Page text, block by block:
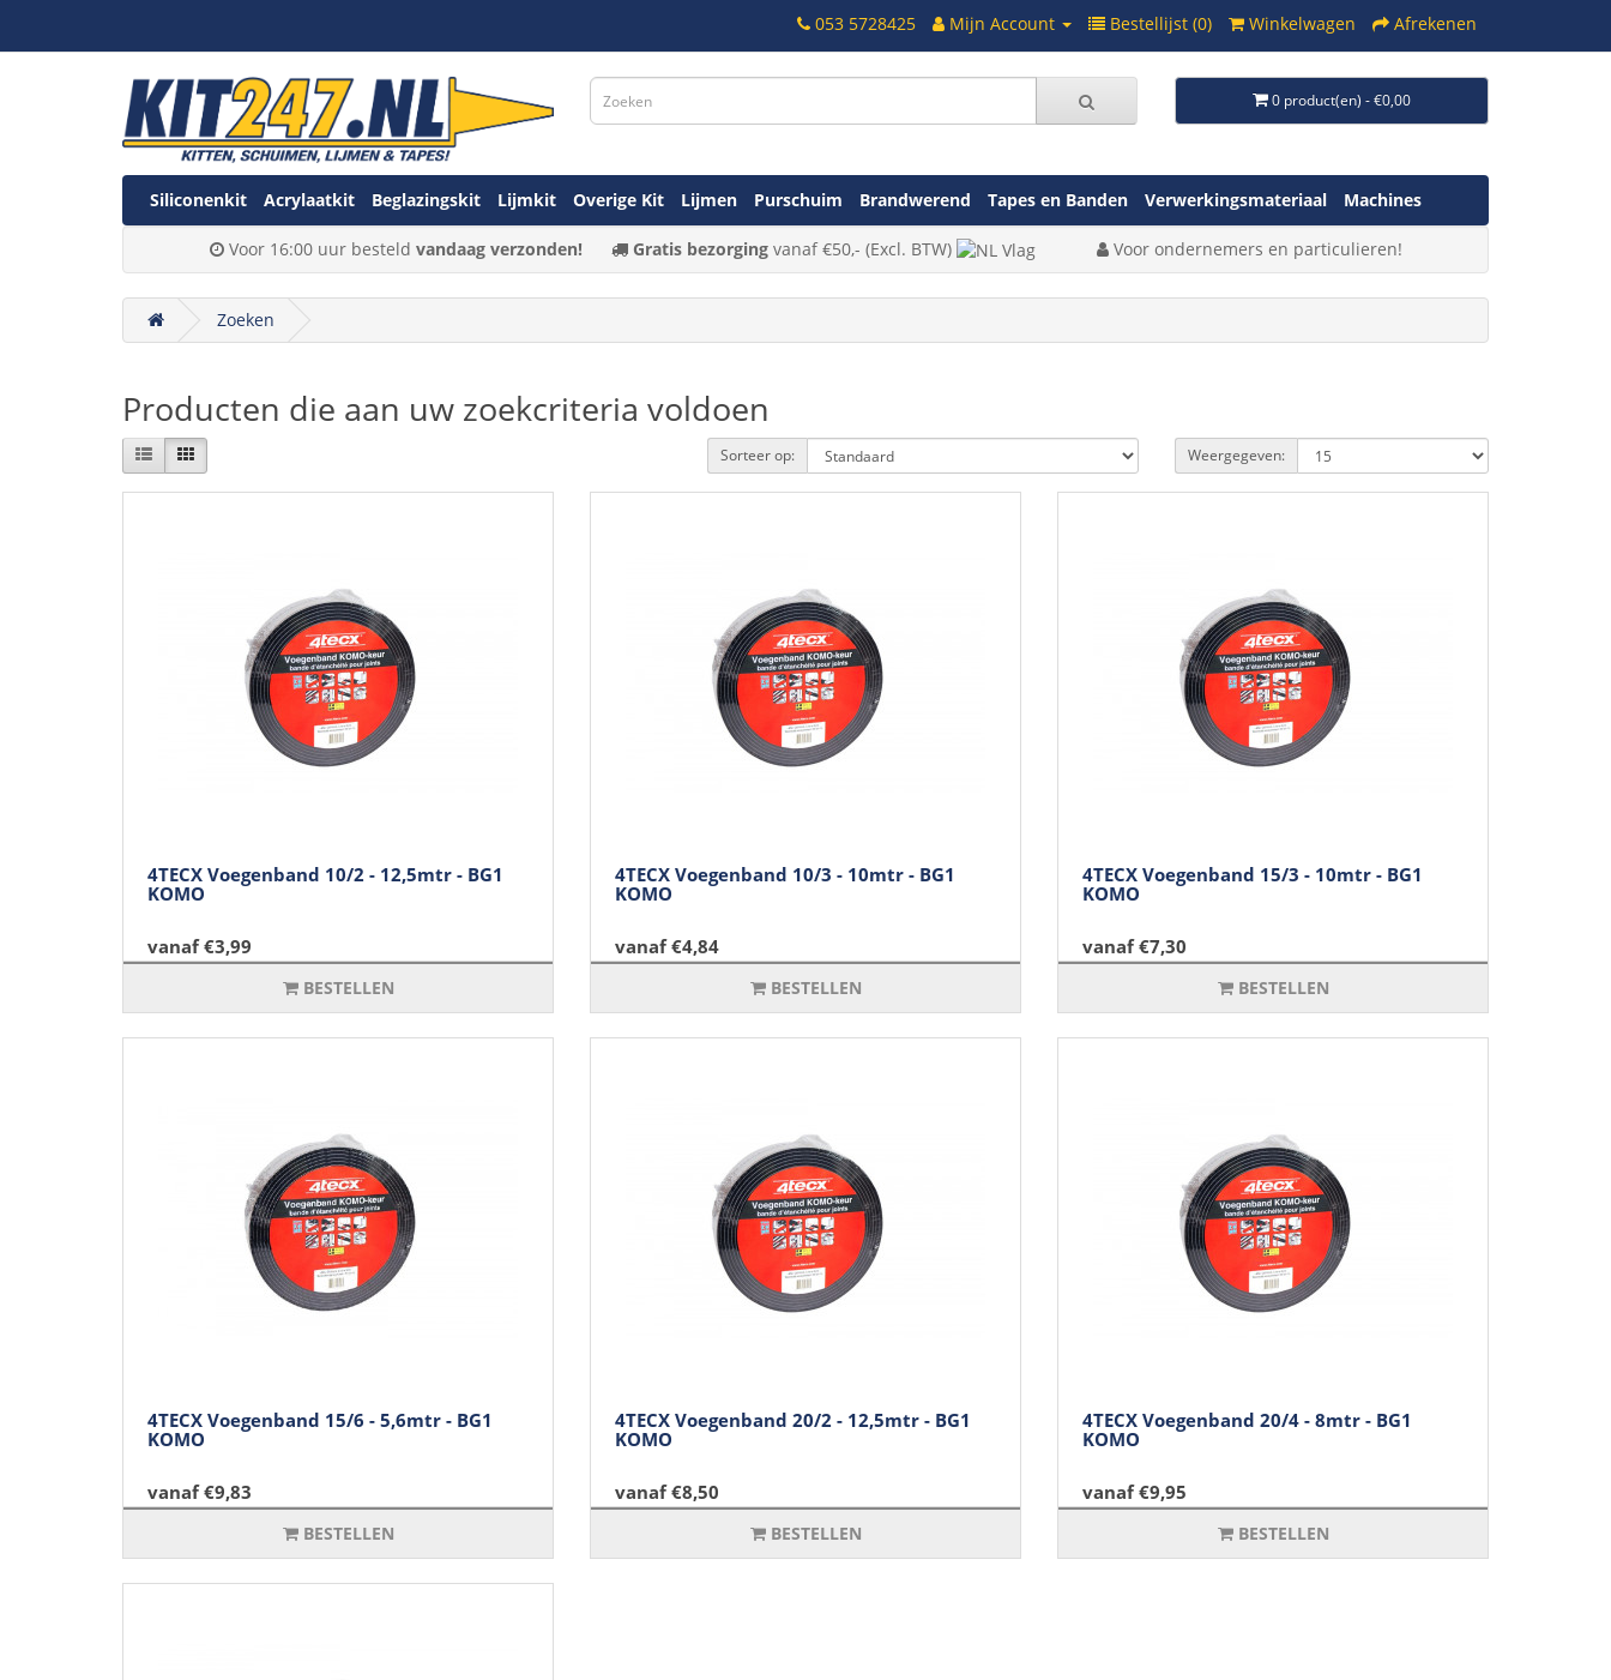
053 5728425 Mijn Account Bestellijst (0) Winkelwagen Afrekenen
0 product(en) - €0,00
Siliconenkit Acrylaatkit Beglazingskit Lijmkit Overige Kit Lijmen Purschuim Brandwerend Tapes en Banden Verwerkingsmateriaal Machines
Voor 16:00 uur besteld vandaag verzonden! Gratis bezorgingvanaf€50,- (Excl. BTW) Voor ondernemers en particulieren!
Zoeken
Producten die aan uw zoekcriteria voldoen
Sorteer op: Weergegeven:
4TECX Voegenband 10/2 - 12,5mtr - BG1
KOMO
vanaf €3,99
BESTELLEN
4TECX Voegenband 10/3 - 10mtr - BG1
KOMO
vanaf €4,84
BESTELLEN
4TECX Voegenband 15/3 - 10mtr - BG1
KOMO
vanaf €7,30
BESTELLEN
4TECX Voegenband 15/6 - 5,6mtr - BG1
KOMO
vanaf €9,83
BESTELLEN
4TECX Voegenband 20/2 - 12,5mtr - BG1
KOMO
vanaf €8,50
BESTELLEN
4TECX Voegenband 20/4 - 8mtr - BG1
KOMO
vanaf €9,95
BESTELLEN